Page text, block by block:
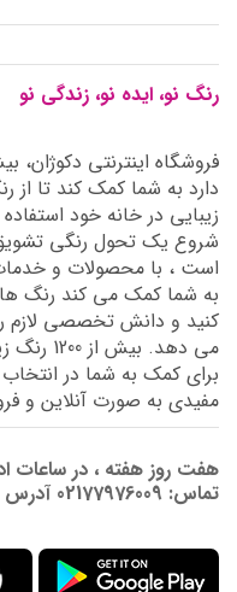
رنگ نو، ایده نو، زندگی نو
فروشگاه اینترنتی
دارد به شما کمک کند تا از
زیبایی در خانه خود
شروع یک تحول رنگی تشویق
است ، با محصولات و
به شما کمک می کند رنگ
کنید و دانش تخصصی لازم
می دهد.
برای کمک به شما در
مفیدی به صورت آنلاین و
هفت روز هفته ، در ساعات
تماس: 02177976009 آدرس ایمیل: info@decozhan.com